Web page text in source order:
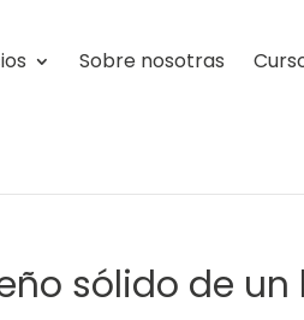
Sobre nosotras
sólido de un